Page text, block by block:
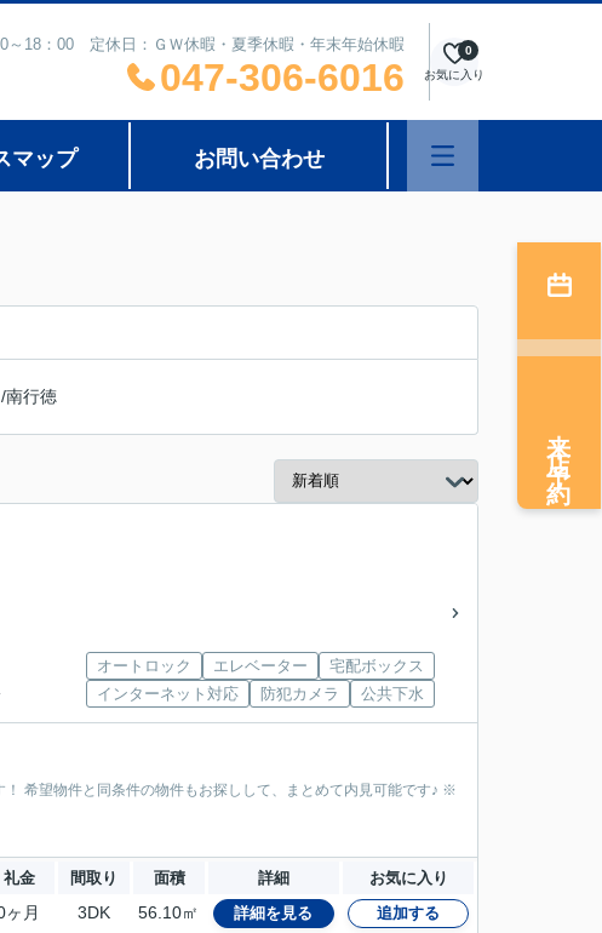
～18：00 定休日：ＧＷ休暇・夏季休暇・年末年始休暇
047-306-6016 お気に入り
0
マップ お問い合わせ
/南行徳
オートロック エレベーター
宅配ボックス
インターネット対応
防犯カメラ 公共下水
希望物件と同条件の物件もお探しして、まとめて内見可能です♪ ※
礼金 間取り 面積 詳細 お気に入り
ヶ月 3DK 56.10㎡ 詳細を見る 追加する
来店予約